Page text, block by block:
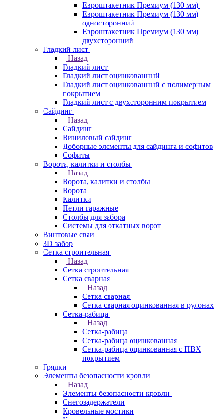
Евроштакетник Премиум (130 мм)
Евроштакетник Премиум (130 мм)
односторонний
Евроштакетник Премиум (130 мм)
двухсторонний
Гладкий лист
Назад
Гладкий лист
Гладкий лист оцинкованный
Гладкий лист оцинкованный с полимерным
покрытием
Гладкий лист с двухсторонним покрытием
Сайдинг
Назад
Сайдинг
Виниловый сайдинг
Доборные элементы для сайдинга и софитов
Софиты
Ворота, калитки и столбы
Назад
Ворота, калитки и столбы
Ворота
Калитки
Петли гаражные
Столбы для забора
Системы для откатных ворот
Винтовые сваи
3D забор
Сетка строительная
Назад
Сетка строительная
Сетка сварная
Назад
Сетка сварная
Сетка сварная оцинкованная в рулонах
Сетка-рабица
Назад
Сетка-рабица
Сетка-рабица оцинкованная
Сетка-рабица оцинкованная с ПВХ
покрытием
Грядки
Элементы безопасности кровли
Назад
Элементы безопасности кровли
Снегозадержатели
Кровельные мостики